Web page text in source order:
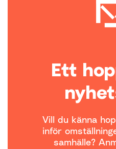
Ett
Vill du känna
inför
samhälle?